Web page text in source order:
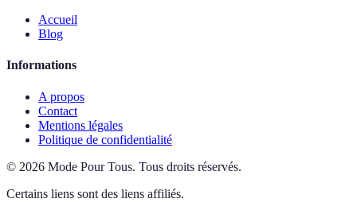
Accueil
Blog
Informations
A propos
Contact
Mentions légales
Politique de confidentialité
© 2026 Mode Pour Tous. Tous droits réservés.
Certains liens sont des liens affiliés.